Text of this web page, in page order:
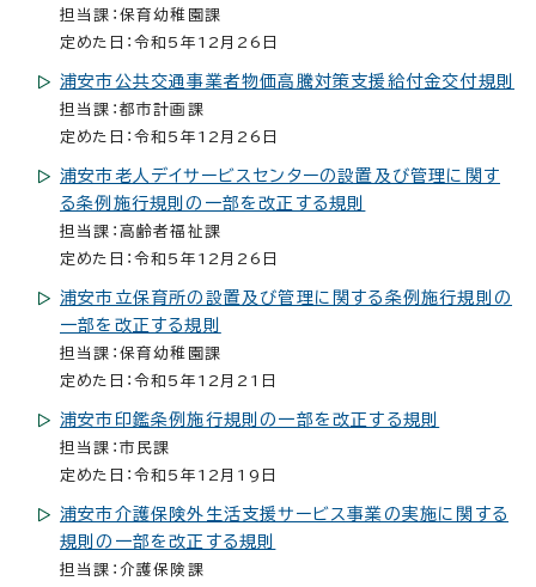
担当課：保育幼稚園課
定めた日：令和5年12月26日
浦安市公共交通事業者物価高騰対策支援給付金交付規則
担当課：都市計画課
定めた日：令和5年12月26日
浦安市老人デイサービスセンターの設置及び管理に関す
る条例施行規則の一部を改正する規則
担当課：高齢者福祉課
定めた日：令和5年12月26日
浦安市立保育所の設置及び管理に関する条例施行規則の
一部を改正する規則
担当課：保育幼稚園課
定めた日：令和5年12月21日
浦安市印鑑条例施行規則の一部を改正する規則
担当課：市民課
定めた日：令和5年12月19日
浦安市介護保険外生活支援サービス事業の実施に関する
規則の一部を改正する規則
担当課：介護保険課